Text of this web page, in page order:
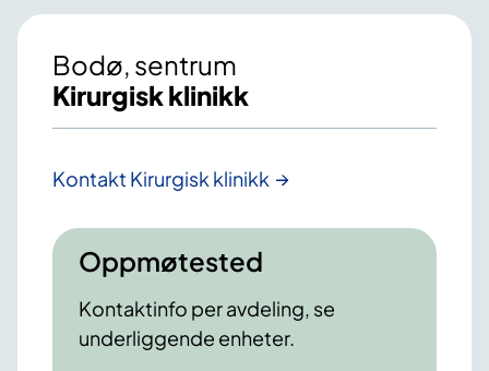
Bodø, sentrum
Kirurgisk klinikk
Kontakt Kirurgisk klinikk
Oppmøtested
Kontaktinfo per avdeling, se
underliggende enheter.